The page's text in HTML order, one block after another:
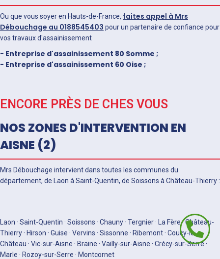
Ou que vous soyer en Hauts-de-France, faites appel à Mrs
Débouchage au 0188545403 pour un partenaire de confiance pour
vos travaux d'assainissement
- Entreprise d'assainissement 80 Somme ;
- Entreprise d'assainissement 60 Oise ;
ENCORE PRÈS DE CHES VOUS
NOS ZONES D'INTERVENTION EN
AISNE (2)
Mrs Débouchage intervient dans toutes les communes du
département, de Laon à Saint-Quentin, de Soissons à Château-Thierry :
Laon · Saint-Quentin · Soissons · Chauny · Tergnier · La Fère · Château-
Thierry · Hirson · Guise · Vervins · Sissonne · Ribemont · Coucy-le-
Château · Vic-sur-Aisne · Braine · Vailly-sur-Aisne · Crécy-sur-Serre ·
Marle · Rozoy-sur-Serre · Montcornet